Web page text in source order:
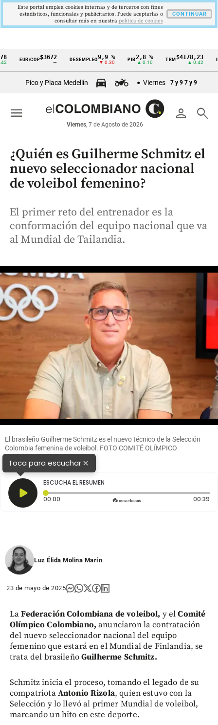
Cintillo
económicos
Colombia
EUR/COP$3672
—
DESEMPLEO9,9 %
▼ 0.30
PIB 2,8 %
▲ 0.10
TRM $4178,23
▲ 0.42
IPC
▼
Pico y Placa Medellín Viernes 7 y 9 7 y 9
person search
Viernes, 7 de Agosto de 2026
menu
¿Quién es Guilherme Schmitz el
nuevo seleccionador nacional
de voleibol femenino?
El primer reto del entrenador es la
conformación del equipo nacional que va
al Mundial de Tailandia.
El brasileño Guilherme Schmitz es el nuevo técnico de la Selección
Colombia femenina de voleibol. FOTO COMITÉ OLÍMPICO
COLOMBIANO
Toca para escuchar×
ESCUCHA EL RESUMEN
00:00 Tiempo transcurrido: 0 segundos 00:39
Luz Élida Molina Marín
23 de mayo de 2025
LaFederación Colombiana de voleibol, y elComité
Olímpico Colombiano,anunciaron la contratación
del nuevo seleccionador nacional del equipo
femenino que estará en el Mundial de Finlandia, se
trata del brasileñoGuilherme Schmitz.
Schmitz inicia el proceso, tomando el legado de su
compatriotaAntonio Rizola, quien estuvo con la
Selección y lo llevó al primer Mundial de voleibol,
marcando un hito en este deporte.
Este portal emplea cookies internas y de terceros con fines
estadísticos, funcionales y publicitarios. Puede aceptarlas o
consultar más en nuestra politica de cookies
CONTINUAR